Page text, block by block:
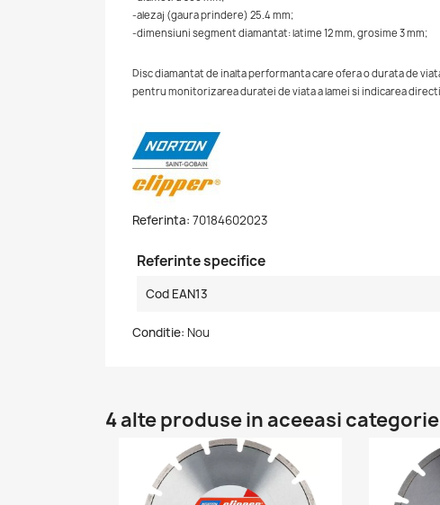
-alezaj (gaura prindere) 25.4 mm;
-dimensiuni segment diamantat: latime 12 mm, grosime 3 mm;
Disc diamantat de inalta performanta care ofera o durata de
pentru monitorizarea duratei de viata a lamei si indicarea
Referinta: 70184602023
Referinte specifice
Cod EAN13
Conditie: Nou
4 alte produse in aceeasi